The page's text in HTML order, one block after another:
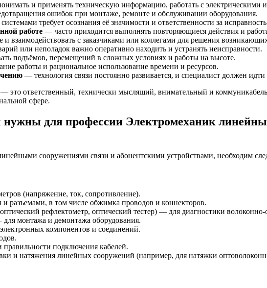
и применять техническую информацию, работать с электрическими
ошибок при монтаже, ремонте и обслуживании оборудования.
требует осознания её значимости и ответственности за
работе — часто приходится выполнять повторяющиеся действия и
взаимодействовать с заказчиками или коллегами для решения
или неполадок важно оперативно находить и устранять неисправности.
подъёмов, перемещений в сложных условиях и работы на высоте.
работы и рациональное использование времени и ресурсов.
— технология связи постоянно развивается, и специалист должен
это ответственный, технически мыслящий, внимательный и
сфере.
для профессии Электромеханик
сооружениями связи и абонентскими устройствами, необходим
(напряжение, ток, сопротивление).
разъемами, в том числе обжимка проводов и коннекторов.
рефлектометр, оптический тестер) — для диагностики волоконно-
монтажа и демонтажа оборудования.
компонентов и соединений.
подключения кабелей.
и натяжения линейных сооружений (например, для натяжки